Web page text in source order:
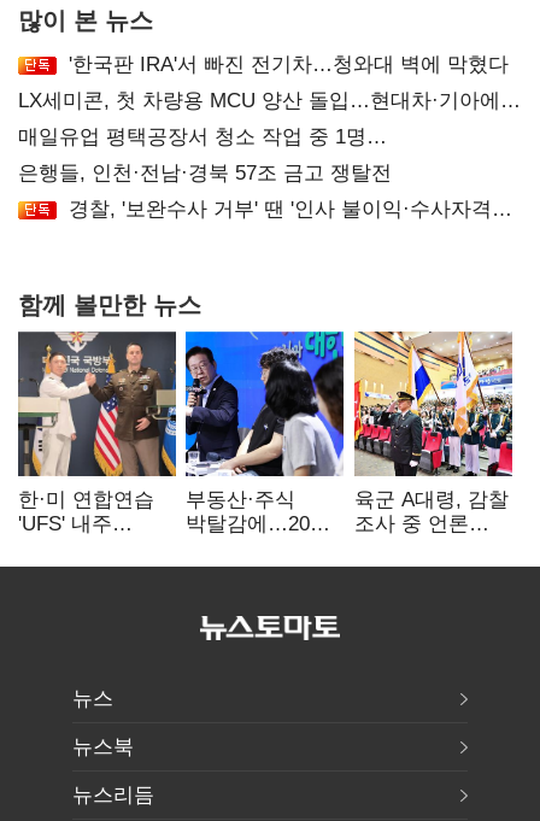
많이 본 뉴스
'한국판 IRA'서 빠진 전기차…청와대 벽에 막혔다
LX세미콘, 첫 차량용 MCU 양산 돌입…현대차·기아에
공급
매일유업 평택공장서 청소 작업 중 1명
사망…"안전관리체계 재점검"
은행들, 인천·전남·경북 57조 금고 쟁탈전
경찰, '보완수사 거부' 땐 '인사 불이익·수사자격
함께 볼만한 뉴스
한·미 연합연습
'UFS' 내주
회복 카운트다운
부동산·주식
박탈감에…20대,
육군 A대령, 감찰
조사 중 언론
'부글부글'
뉴스
뉴스북
뉴스리듬